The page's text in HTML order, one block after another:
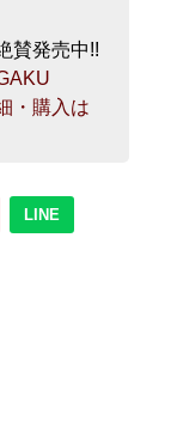
賛発売中!!
・購入は
LINE